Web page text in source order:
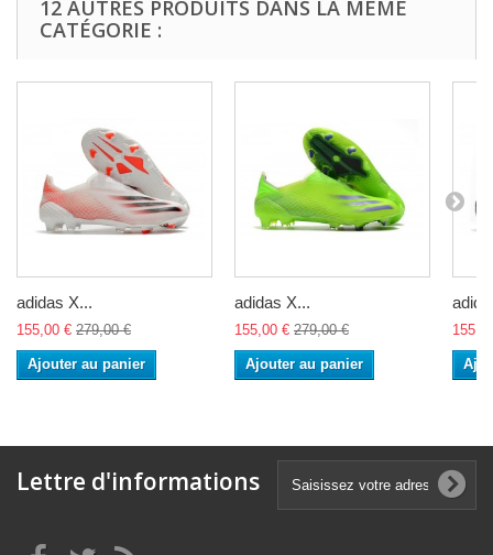
12 AUTRES PRODUITS DANS LA MÊME
CATÉGORIE :
adidas X...
155,00 € 279,00 €
Ajouter au panier
adidas X...
155,00 € 279,00 €
Ajouter au panier
Lettre d'informations